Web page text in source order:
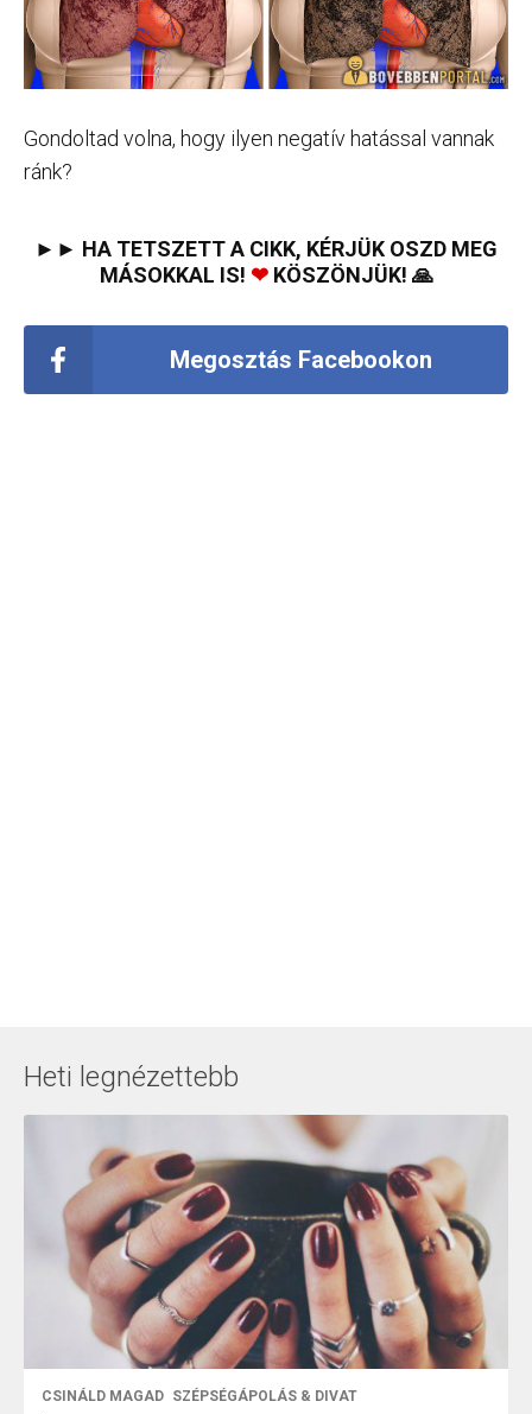
Gondoltad volna, hogy ilyen negatív hatással vannak
ránk?
►► HA TETSZETT A CIKK, KÉRJÜK OSZD MEG
MÁSOKKAL IS! ❤KÖSZÖNJÜK! 🙏
Megosztás Facebookon
Heti legnézettebb
CSINÁLD MAGAD SZÉPSÉGÁPOLÁS & DIVAT